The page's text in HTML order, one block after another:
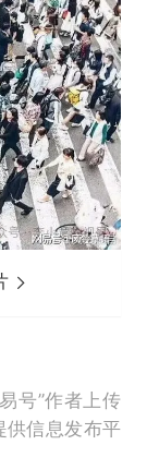
号”作者上传
供信息发布平